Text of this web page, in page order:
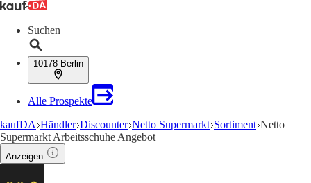
Suchen
10178 Berlin
Alle Prospekte
kaufDA Händler Discounter Netto Supermarkt Sortiment Netto
Supermarkt Arbeitsschuhe Angebot
Anzeigen